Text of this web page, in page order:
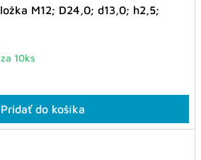
M12; D24,0; d13,0; h2,5;
10ks
Pridať do košíka